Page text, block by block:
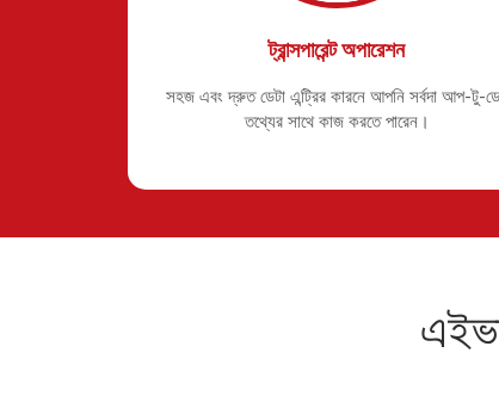
ট্রান্সপারেন্ট অপারেশন
সহজ এবং দ্রুত ডেটা এন্ট্রির কারনে আপনি সর্বদা আপ-টু-
তথ্যের সাথে কাজ করতে পারেন।